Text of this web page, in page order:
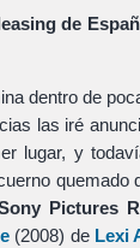
de
dentro de
las iré
lugar, y
quemado
Pictures
(2008) de Lexi